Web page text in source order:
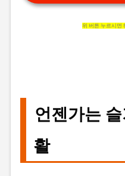
위 버튼 누르시면
언젠가는
활